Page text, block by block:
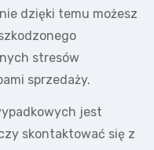
dzięki temu możesz
stresów
sprzedaży.
jest
skontaktować się z